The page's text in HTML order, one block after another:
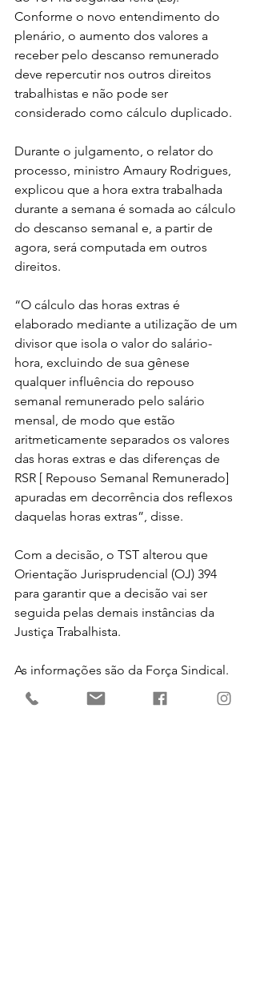
Conforme o novo entendimento do
plenário, o aumento dos valores a
receber pelo descanso remunerado
deve repercutir nos outros direitos
trabalhistas e não pode ser
considerado como cálculo duplicado.
Durante o julgamento, o relator do
processo, ministro Amaury Rodrigues,
explicou que a hora extra trabalhada
durante a semana é somada ao cálculo
do descanso semanal e, a partir de
agora, será computada em outros
direitos.
“O cálculo das horas extras é
elaborado mediante a utilização de um
divisor que isola o valor do salário-
hora, excluindo de sua gênese
qualquer influência do repouso
semanal remunerado pelo salário
mensal, de modo que estão
aritmeticamente separados os valores
das horas extras e das diferenças de
RSR [ Repouso Semanal Remunerado]
apuradas em decorrência dos reflexos
daquelas horas extras”, disse.
Com a decisão, o TST alterou que
Orientação Jurisprudencial (OJ) 394
para garantir que a decisão vai ser
seguida pelas demais instâncias da
Justiça Trabalhista.
As informações são da Força Sindical.